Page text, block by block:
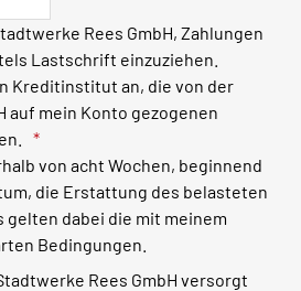
Rees GmbH, Zahlungen
Lastschrift einzuziehen.
Kreditinstitut an, die von der
auf mein Konto gezogenen
von acht Wochen, beginnend
die Erstattung des belasteten
gelten dabei die mit meinem
Bedingungen.
Rees GmbH versorgt